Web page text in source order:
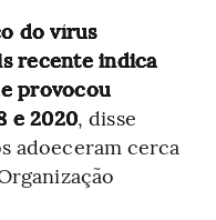
do vírus
recente indica
provocou
e 2020, disse
adoeceram cerca